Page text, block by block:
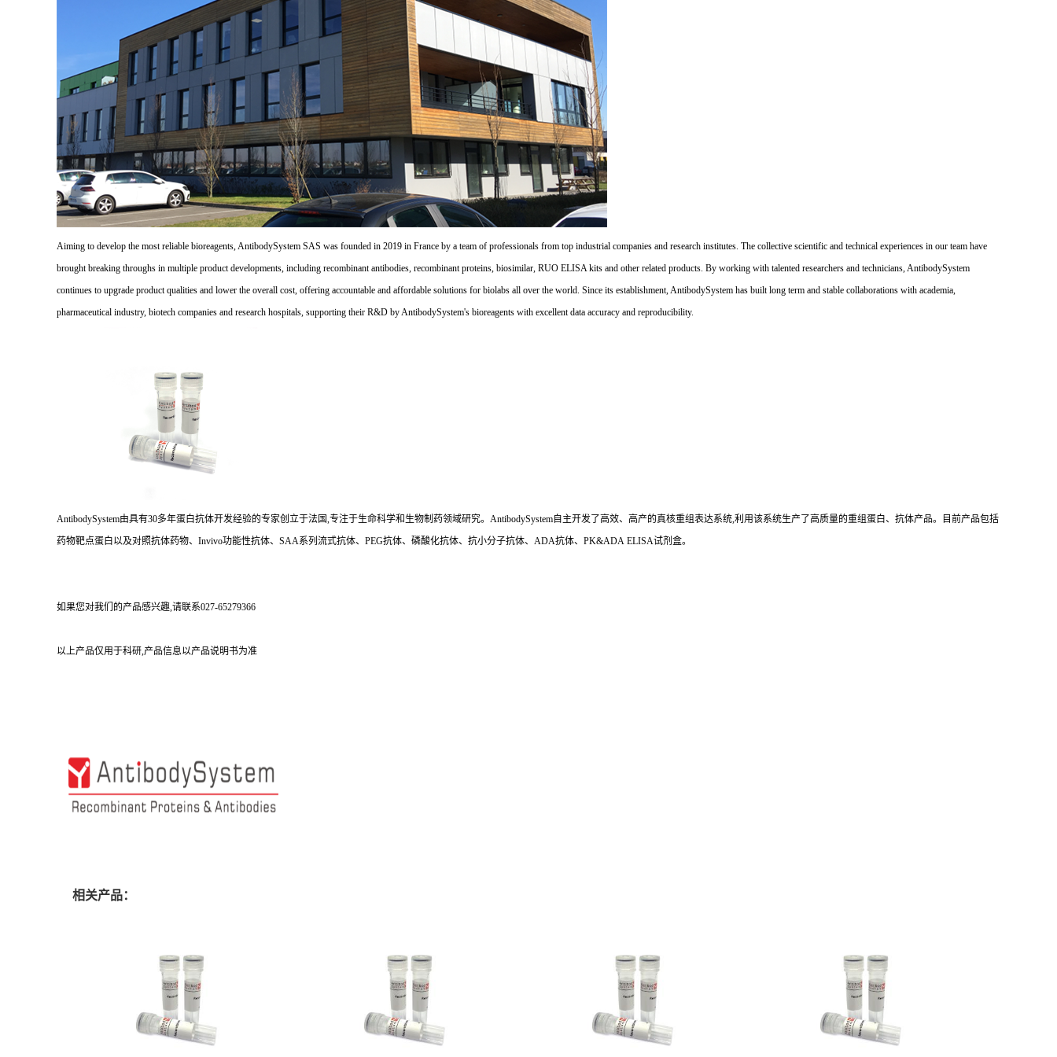
Aiming to develop the most reliable bioreagents, AntibodySystem SAS was founded in 2019 in France by a team of professionals from top industrial companies and research institutes. The collective scientific and technical experiences in our team have
brought breaking throughs in multiple product developments, including recombinant antibodies, recombinant proteins, biosimilar, RUO ELISA kits and other related products. By working with talented researchers and technicians, AntibodySystem
continues to upgrade product qualities and lower the overall cost, offering accountable and affordable solutions for biolabs all over the world. Since its establishment, AntibodySystem has built long term and stable collaborations with academia,
pharmaceutical industry, biotech companies and research hospitals, supporting their R&D by AntibodySystem's bioreagents with excellent data accuracy and reproducibility.
AntibodySystem由具有30多年蛋白抗体开发经验的专家创立于法国,专注于生命科学和生物制药领域研究。AntibodySystem自主开发了高效、高产的真核重组表达系统,利用该系统生产了高质量的重组蛋白、抗体产品。目前产品包括
药物靶点蛋白以及对照抗体药物、Invivo功能性抗体、SAA系列流式抗体、PEG抗体、磷酸化抗体、抗小分子抗体、ADA抗体、PK&ADA ELISA试剂盒。
如果您对我们的产品感兴趣,请联系027-65279366
以上产品仅用于科研,产品信息以产品说明书为准
相关产品：